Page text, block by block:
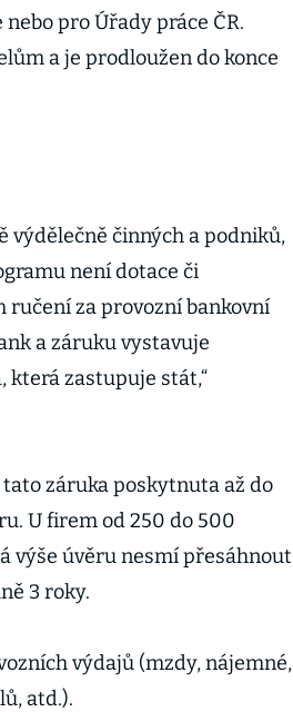
pro Úřady práce ČR.
a je prodloužen do konce
výdělečně činných a podniků,
není dotace či
za provozní bankovní
a záruku vystavuje
která zastupuje stát,“
záruka poskytnuta až do
U firem od 250 do 500
výše úvěru nesmí přesáhnout
3 roky.
výdajů (mzdy, nájemné,
atd.).